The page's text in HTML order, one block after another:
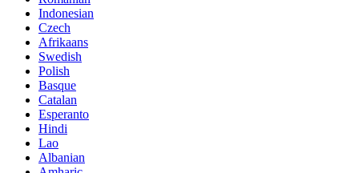
Indonesian
Czech
Afrikaans
Swedish
Polish
Basque
Catalan
Esperanto
Hindi
Lao
Albanian